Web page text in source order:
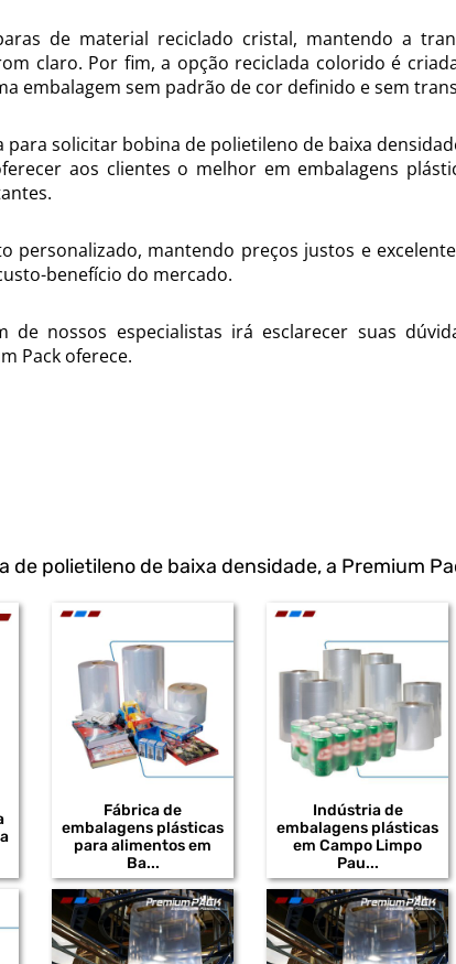
de material reciclado cristal, mantendo a
claro. Por fim, a opção reciclada colorido é
embalagem sem padrão de cor definido e sem
para solicitar bobina de polietileno de baixa
aos clientes o melhor em embalagens
personalizado, mantendo preços justos e
benefício do mercado.
nossos especialistas irá esclarecer suas
Pack oferece.
de polietileno de baixa densidade, a Premium
Fábrica de
embalagens plásticas
para alimentos em
Ba...
Indústria de
embalagens plásticas
em Campo Limpo
Pau...